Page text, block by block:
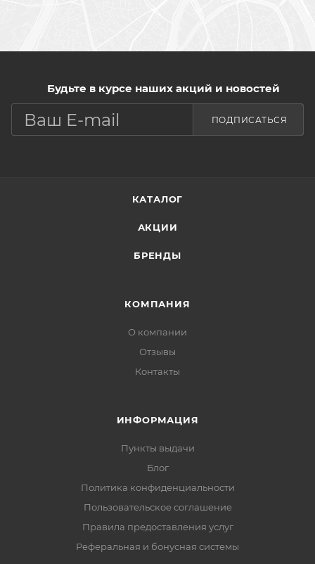
Будьте в курсе наших акций и новостей
ПОДПИСАТЬСЯ
КАТАЛОГ
АКЦИИ
БРЕНДЫ
КОМПАНИЯ
О компании
Отзывы
Контакты
ИНФОРМАЦИЯ
Пункты выдачи
Блог
Политика конфиденциальности
Пользовательское соглашение
Правила предоставления услуг
Реферальная и бонусная системы